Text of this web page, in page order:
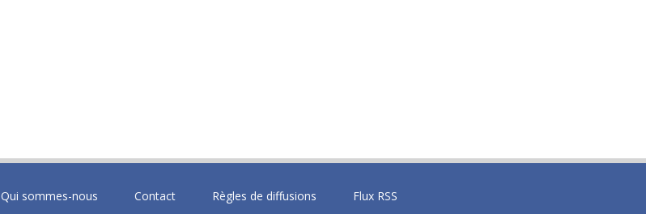
Qui sommes-nous Contact Règles de diffusions Flux RSS